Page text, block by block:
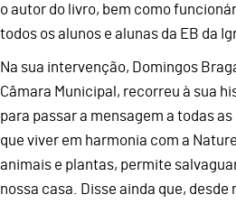
o autor do livro, bem como
todos os alunos e alunas da EB da
Na sua intervenção, Domingos
Câmara Municipal, recorreu à sua
para passar a mensagem a todas
que viver em harmonia com a
animais e plantas, permite
nossa casa. Disse ainda que,